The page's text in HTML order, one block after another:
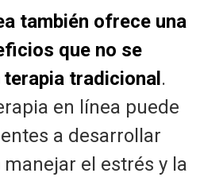
también ofrece una
que no se
tradicional .
en línea puede
a desarrollar
el estrés y la